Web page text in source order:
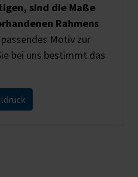
sind die Maße
Rahmens
Motiv zur
bei uns bestimmt das